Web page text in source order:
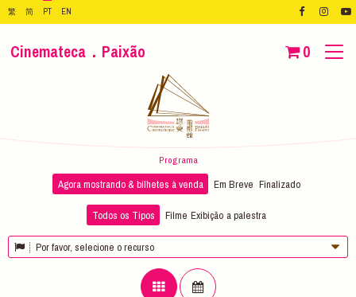
繁 简 PT EN
Cinemateca．Paixão 0
Programa
Agora mostrando & bilhetes à venda Em Breve Finalizado
Todos os Tipos Filme Exibição a palestra
Por favor, selecione o recurso